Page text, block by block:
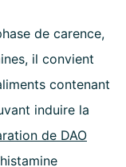
de carence,
il convient
contenant
induire la
de DAO